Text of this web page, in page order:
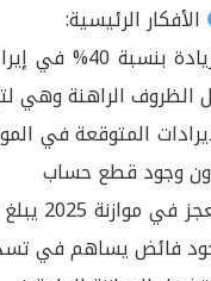
الأفكار الرئيسية:
الزيادة
الراهنة وهي
المتوقعة في
وجود قطع حساب
فائض يساهم في